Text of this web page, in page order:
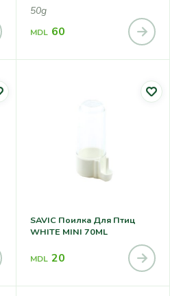
50g
MDL 60
SAVIC Поилка Для Птиц
WHITE MINI 70ML
MDL 20